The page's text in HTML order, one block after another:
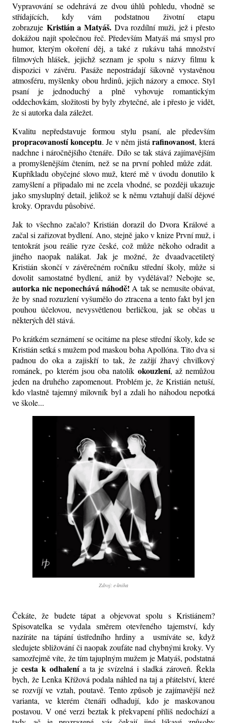
Vypravování se odehrává ze dvou úhlů pohledu, vhodně se
střídajících, kdy vám podstatnou životní etapu
zobrazuje Kristián a Matyáš. Dva rozdílní muži, jež i přesto
dokážou najít společnou řeč. Především Matyáš má smysl pro
humor, kterým okoření děj, a také z rukávu tahá množství
filmových hlášek, jejichž seznam je spolu s názvy filmu k
dispozici v závěru. Pasáže nepostrádají šikovně vystavěnou
atmosféru, myšlenky obou hrdinů, jejich názory a emoce. Styl
psaní je jednoduchý a plně vyhovuje romantickým
oddechovkám, složitosti by byly zbytečné, ale i přesto je vidět,
že si autorka dala záležet.
Kvalitu nepředstavuje formou stylu psaní, ale především
propracovaností konceptu. Je v něm jistárafinovanost, která
nadchne i náročnějšího čtenáře. Dílo se tak stává zajímavějším
a promyšlenějším čtením, než se na první pohled může zdát.
Kupříkladu obyčejné slovo muž, které mě v úvodu donutilo k
zamyšlení a připadalo mi ne zcela vhodné, se později ukazuje
jako smysluplný detail, jelikož se k němu vztahují další dějové
kroky. Opravdu působivé.
Jak to všechno začalo? Kristián dorazil do Dvora Králové a
začal si zařizovat bydlení. Ano, stejně jako v knize První muž, i
tentokrát jsou reálie ryze české, což může někoho odradit a
jiného naopak nalákat. Jak je možné, že dvaadvacetiletý
Kristián skončí v závěrečném ročníku střední školy, může si
dovolit samostatné bydlení, aniž by vydělával? Nebojte se,
autorka nic neponechává náhodě! A tak se nemusíte obávat,
že by snad rozuzlení vyšumělo do ztracena a tento fakt byl jen
pouhou účelovou, nevysvětlenou berličkou, jak se občas u
některých děl stává.
Po krátkém seznámení se ocitáme na plese střední školy, kde se
Kristián setká s mužem pod maskou boha Apollóna. Tito dva si
padnou do oka a zajiskří to tak, že zažijí žhavý chvilkový
románek, po kterém jsou oba natolik okouzlení, až nemůžou
jeden na druhého zapomenout. Problém je, že Kristián netuší,
kdo vlastně tajemný milovník byl a zdali ho náhodou nepotká
ve škole...
Zdroj: e-kniha
Čekáte, že budete tápat a objevovat spolu s Kristiánem?
Spisovatelka se vydala směrem otevřeného tajemství, kdy
nazíráte na tápání ústředního hrdiny a usmíváte se, když
sledujete sbližování či naopak zoufáte nad chybnými kroky. Vy
samozřejmě víte, že tím tajuplným mužem je Matyáš, podstatná
je cesta k odhalení a ta je svízelná i sladká zároveň. Řekla
bych, že Lenka Křížová podala náhled na taj a přátelství, které
se rozvíjí ve vztah, poutavě. Tento způsob je zajímavější než
varianta, ve kterém čtenáři odhadují, kdo je maskovanou
postavou. V oné verzi beztak k překvapení příliš nedochází a